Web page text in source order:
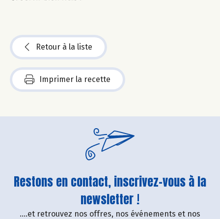
Retour à la liste
Imprimer la recette
Restons en contact, inscrivez-vous à la
newsletter !
....et retrouvez nos offres, nos événements et nos